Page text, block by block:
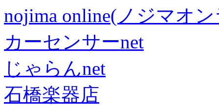
nojima online(ノジマオ
カーセンサーnet
じゃらんnet
石橋楽器店